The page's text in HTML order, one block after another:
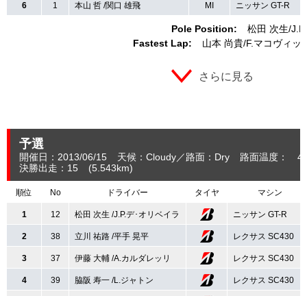
Pole Position: 松田 次生
Fastest Lap:
山本 尚貴 F.マコヴィッ
6 1 本山 哲 /関口 雄飛 MI ニッサン GT-R
さらに見る
予選
開催日：2013/06/15 天候：Cloudy 路面：Dry
路面温度：
決勝出走：15
(5.543km)
順位 No ドライバー タイヤ マシン
1 12 松田 次生 /J.P.デ･オリベイラ ニッサン GT-R
2 38 立川 祐路 /平手 晃平 レクサス SC430
3 37 伊藤 大輔 /A.カルダレッリ レクサス SC430
4 39 脇阪 寿一 /L.ジャトン レクサス SC430